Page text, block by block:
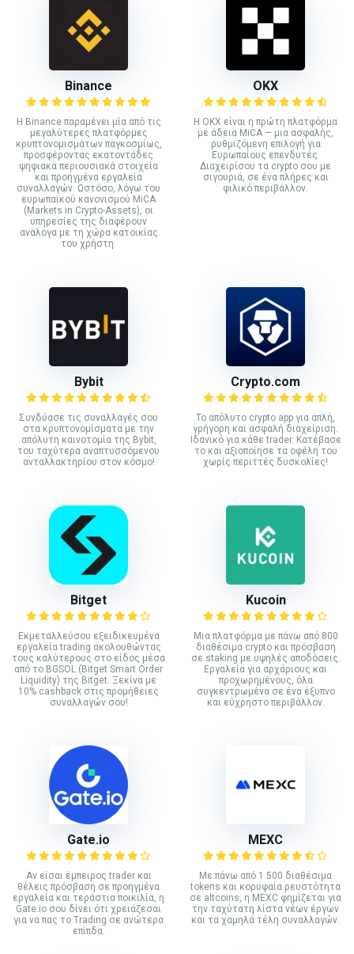
Binance
Η Binance παραμένει μία από τις
μεγαλύτερες πλατφόρμες
κρυπτονομισμάτων παγκοσμίως,
προσφέροντας εκατοντάδες
ψηφιακά περιουσιακά στοιχεία
και προηγμένα εργαλεία
συναλλαγών. Ωστόσο, λόγω του
ευρωπαϊκού κανονισμού MiCA
(Markets in Crypto-Assets), οι
υπηρεσίες της διαφέρουν
ανάλογα με τη χώρα κατοικίας
του χρήστη.
ΟΚΧ
Η OKX είναι η πρώτη πλατφόρμα
με άδεια MiCA — μια ασφαλής,
ρυθμιζόμενη επιλογή για
Ευρωπαίους επενδυτές.
Διαχειρίσου τα crypto σου με
σιγουριά, σε ένα πλήρες και
φιλικό περιβάλλον.
Bybit
Συνδύασε τις συναλλαγές σου
στα κρυπτονομίσματα με την
απόλυτη καινοτομία της Bybit,
του ταχύτερα αναπτυσσόμενου
ανταλλακτηρίου στον κόσμο!
Crypto.com
Το απόλυτο crypto app για απλή,
γρήγορη και ασφαλή διαχείριση.
Ιδανικό για κάθε trader. Κατέβασε
το και αξιοποίησε τα οφέλη του
χωρίς περιττές δυσκολίες!
Bitget
Εκμεταλλεύσου εξειδικευμένα
εργαλεία trading ακολουθώντας
τους καλύτερους στο είδος μέσα
από το BGSOL (Bitget Smart Order
Liquidity) της Bitget. Ξεκίνα με
10% cashback στις προμήθειες
συναλλαγών σου!
Kucoin
Mια πλατφόρμα με πάνω από 800
διαθέσιμα crypto και πρόσβαση
σε staking με υψηλές αποδόσεις.
Εργαλεία για αρχάριους και
προχωρημένους, όλα
συγκεντρωμένα σε ένα έξυπνο
και εύχρηστο περιβάλλον.
Gate.io
Αν είσαι έμπειρος trader και
θέλεις πρόσβαση σε προηγμένα
εργαλεία και τεράστια ποικιλία, η
Gate.io σου δίνει ότι χρειάζεσαι
για να πας το Trading σε ανώτερα
επίπδα.
MEXC
Με πάνω από 1.500 διαθέσιμα
tokens και κορυφαία ρευστότητα
σε altcoins, η MEXC φημίζεται για
την ταχύτατη λίστα νέων έργων
και τα χαμηλά τέλη συναλλαγών.